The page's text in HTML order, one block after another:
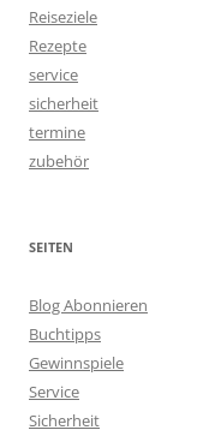
Reiseziele
Rezepte
service
sicherheit
termine
zubehör
SEITEN
Blog Abonnieren
Buchtipps
Gewinnspiele
Service
Sicherheit